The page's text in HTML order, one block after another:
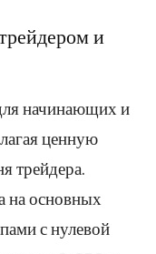
и
начинающих и
ценную
трейдера.
на основных
с нулевой